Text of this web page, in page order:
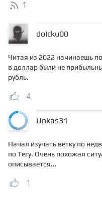
1
doIcku00
Читая из 2022 начинаешь
в доллар были не
рубль.
4
Unkas31
Начал изучать ветку по
по Тегу. Очень похожая
описывается...
1